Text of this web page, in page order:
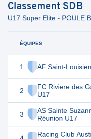
Classement SDB
U17 Super Elite - POULE
ÉQUIPES
1 AF Saint-
2
FC Riviere des
U17
3
AS Sainte
Réunion U17
Racing Club
36